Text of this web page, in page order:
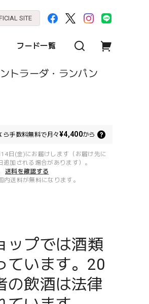
SITE
フード一覧
トラーダ・ランパン
ら手数料無料で月々¥4,400から
日(金)にお届けします（お届け先に
加される場合があります）。
送料を確認する
送料が無料になります。
ップでは酒類
ています。20
の飲酒は法律